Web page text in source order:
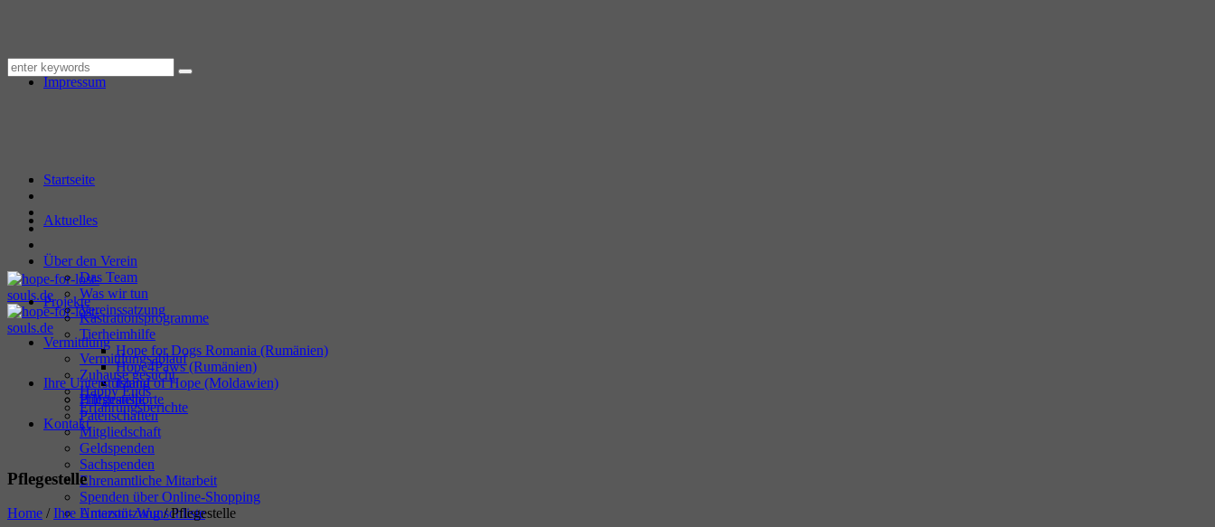
Datenschutzerklärung
Impressum
Startseite
Aktuelles
Über den Verein
Das Team
Was wir tun
Vereinssatzung
Projekte
Kastrationsprogramme
Tierheimhilfe
Hope for Dogs Romania (Rumänien)
Hope4Paws (Rumänien)
Island of Hope (Moldawien)
Hilfstransporte
Vermittlung
Vermittlungsablauf
Zuhause gesucht
Happy Ends
Erfahrungsberichte
Ihre Unterstützung
Pflegestelle
Patenschaften
Mitgliedschaft
Geldspenden
Sachspenden
Ehrenamtliche Mitarbeit
Spenden über Online-Shopping
Amazon- Wunschliste
Kontakt
Pflegestelle
Home /Ihre Unterstützung /Pflegestelle